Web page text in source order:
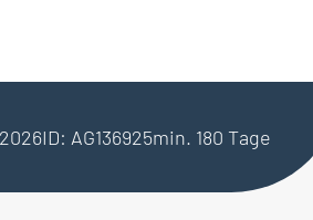
ID: AG136925min. 180 Tage